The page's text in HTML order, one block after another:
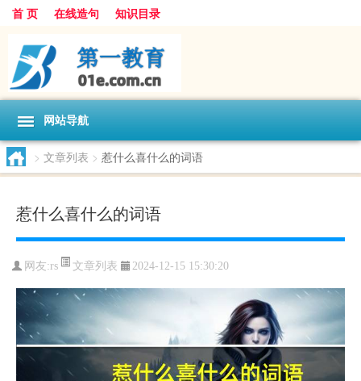
首 页 在线造句 知识目录
网站导航
> 文章列表 > 惹什么喜什么的词语
惹什么喜什么的词语
网友:rs 文章列表 2024-12-15 15:30:20